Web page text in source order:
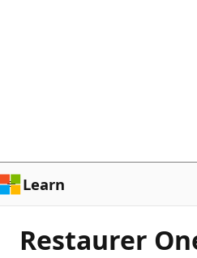
Learn
Restaurer